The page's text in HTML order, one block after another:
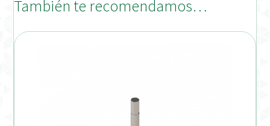
También te recomendamos…